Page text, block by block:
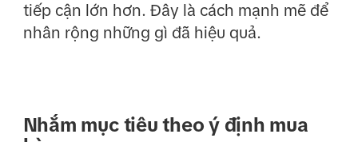
tiếp cận lớn hơn. Đây là cách mạnh mẽ để
nhân rộng những gì đã hiệu quả.
Nhắm mục tiêu theo ý định mua